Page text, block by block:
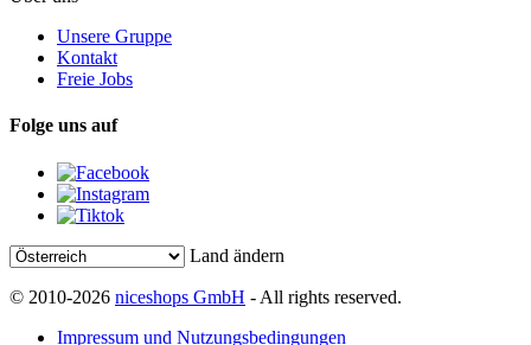
Unsere Gruppe
Kontakt
Freie Jobs
Folge uns auf
Land ändern
© 2010-2026 niceshops GmbH - All rights reserved.
Impressum und Nutzungsbedingungen